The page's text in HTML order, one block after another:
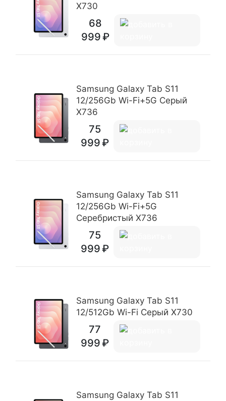
X730
68
999
Samsung Galaxy Tab S11
12/256Gb Wi-Fi+5G Серый
X736
75
999
Samsung Galaxy Tab S11
12/256Gb Wi-Fi+5G
Серебристый X736
75
999
Samsung Galaxy Tab S11
12/512Gb Wi-Fi Серый X730
77
999
Samsung Galaxy Tab S11